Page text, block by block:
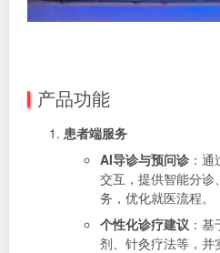
产品功能
患者端服务
AI导诊与预问诊 ：
交互，提供智能分诊
务，优化就医流程。
个性化诊疗建议 ：
剂、针灸疗法等，并